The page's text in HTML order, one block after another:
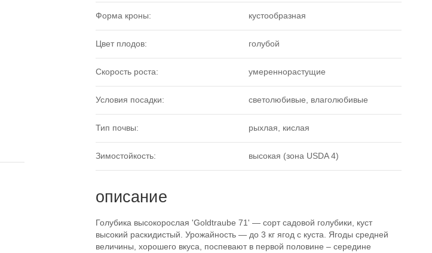
Форма кроны: кустообразная
Цвет плодов: голубой
Скорость роста: умереннорастущие
Условия посадки: светолюбивые, влаголюбивые
Тип почвы: рыхлая, кислая
Зимостойкость: высокая (зона USDA 4)
описание
Голубика высокорослая 'Goldtraube 71' — сорт садовой голубики, куст
высокий раскидистый. Урожайность — до 3 кг ягод с куста. Ягоды средней
величины, хорошего вкуса, поспевают в первой половине – середине